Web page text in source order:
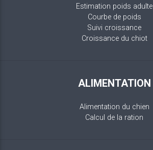
Estimation poids adulte
Courbe de poids
Suivi croissance
Croissance du chiot
ALIMENTATION
Alimentation du chien
Calcul de la ration